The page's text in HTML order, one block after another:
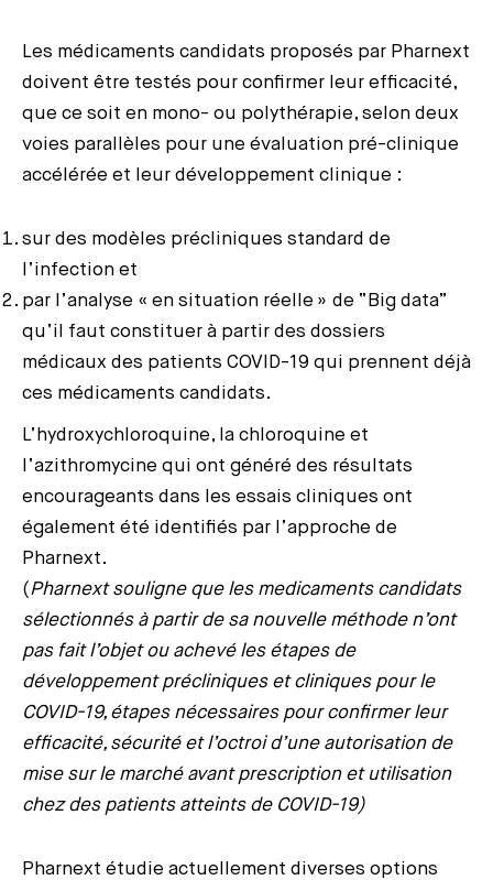
Les médicaments candidats proposés par Pharnext
doivent être testés pour confirmer leur efficacité,
que ce soit en mono- ou polythérapie, selon deux
voies parallèles pour une évaluation pré-clinique
accélérée et leur développement clinique :
sur des modèles précliniques standard de
l’infection et
par l’analyse « en situation réelle » de “Big data”
qu’il faut constituer à partir des dossiers
médicaux des patients COVID-19 qui prennent déjà
ces médicaments candidats.
L’hydroxychloroquine, la chloroquine et
l’azithromycine qui ont généré des résultats
encourageants dans les essais cliniques ont
également été identifiés par l’approche de
Pharnext.
(Pharnext souligne que les medicaments candidats
sélectionnés à partir de sa nouvelle méthode n’ont
pas fait l’objet ou achevé les étapes de
développement précliniques et cliniques pour le
COVID-19, étapes nécessaires pour confirmer leur
efficacité, sécurité et l’octroi d’une autorisation de
mise sur le marché avant prescription et utilisation
chez des patients atteints de COVID-19)
Pharnext étudie actuellement diverses options